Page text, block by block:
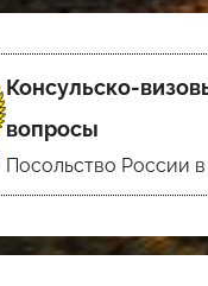
Консульско-
вопросы
Посольство России